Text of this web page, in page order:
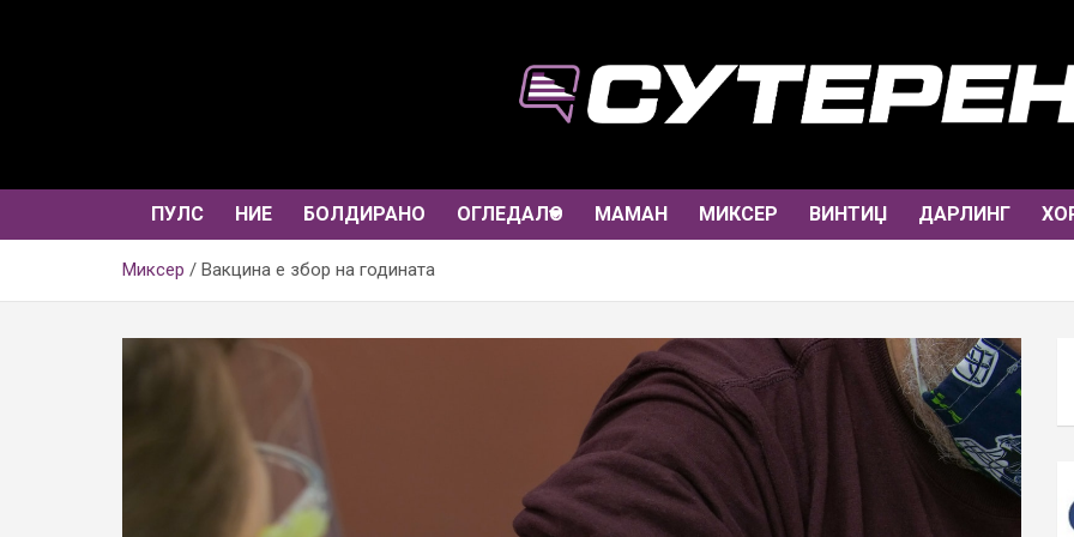
ПУЛС НИЕ БОЛДИРАНО ОГЛЕДАЛО МАМАН МИКСЕР ВИНТИЏ ДАРЛИНГ
Миксер Вакцина е збор на годината